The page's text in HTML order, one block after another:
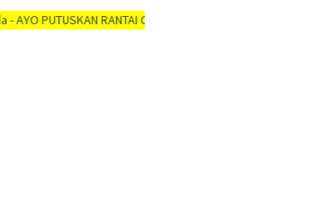
RANTAI COVID-19 #dirumah-aja, #cuci-tangan,